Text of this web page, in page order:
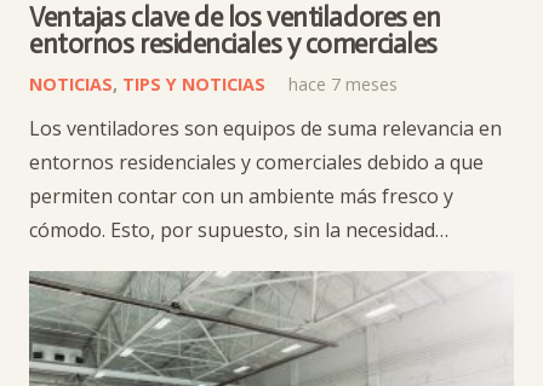
Ventajas clave de los ventiladores en
entornos residenciales y comerciales
NOTICIAS, TIPS Y NOTICIAS hace 7 meses
Los ventiladores son equipos de suma relevancia en
entornos residenciales y comerciales debido a que
permiten contar con un ambiente más fresco y
cómodo. Esto, por supuesto, sin la necesidad…